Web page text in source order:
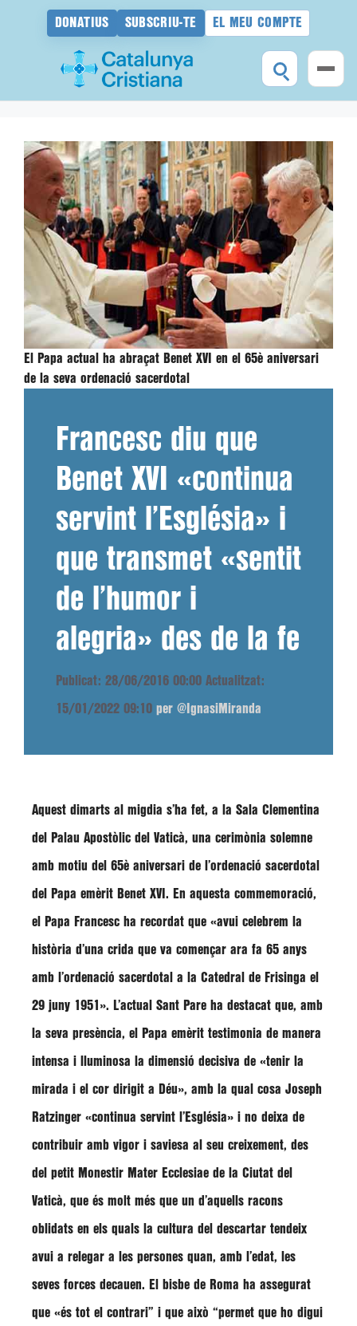
DONATIUS SUBSCRIU-TE EL MEU COMPTE
contingut
El Papa actual ha abraçat Benet XVI en el 65è aniversari
de la seva ordenació sacerdotal
Francesc diu que
Benet XVI «continua
servint l’Església» i
que transmet «sentit
de l’humor i
alegria» des de la fe
Publicat: 28/06/2016 00:00 Actualitzat:
15/01/2022 09:10 per @IgnasiMiranda
Aquest dimarts al migdia s’ha fet, a la Sala Clementina
del Palau Apostòlic del Vaticà, una cerimònia solemne
amb motiu del 65è aniversari de l’ordenació sacerdotal
del Papa emèrit Benet XVI. En aquesta commemoració,
el Papa Francesc ha recordat que «avui celebrem la
història d’una crida que va començar ara fa 65 anys
amb l’ordenació sacerdotal a la Catedral de Frisinga el
29 juny 1951». L’actual Sant Pare ha destacat que, amb
la seva presència, el Papa emèrit testimonia de manera
intensa i lluminosa la dimensió decisiva de «tenir la
mirada i el cor dirigit a Déu», amb la qual cosa Joseph
Ratzinger «continua servint l’Església» i no deixa de
contribuir amb vigor i saviesa al seu creixement, des
del petit Monestir Mater Ecclesiae de la Ciutat del
Vaticà, que és molt més que un d’aquells racons
oblidats en els quals la cultura del descartar tendeix
avui a relegar a les persones quan, amb l’edat, les
seves forces decauen. El bisbe de Roma ha assegurat
que «és tot el contrari” i que això “permet que ho digui